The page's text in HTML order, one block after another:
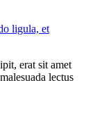
ligula, et
erat sit amet
lectus